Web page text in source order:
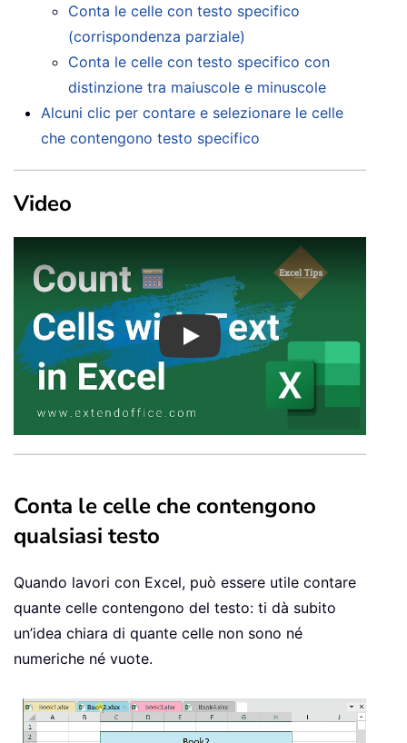
Conta le celle con testo specifico
(corrispondenza parziale)
Conta le celle con testo specifico con
distinzione tra maiuscole e minuscole
Alcuni clic per contare e selezionare le celle
che contengono testo specifico
Video
Play
Conta le celle che contengono
qualsiasi testo
Quando lavori con Excel, può essere utile contare
quante celle contengono del testo: ti dà subito
un’idea chiara di quante celle non sono né
numeriche né vuote.